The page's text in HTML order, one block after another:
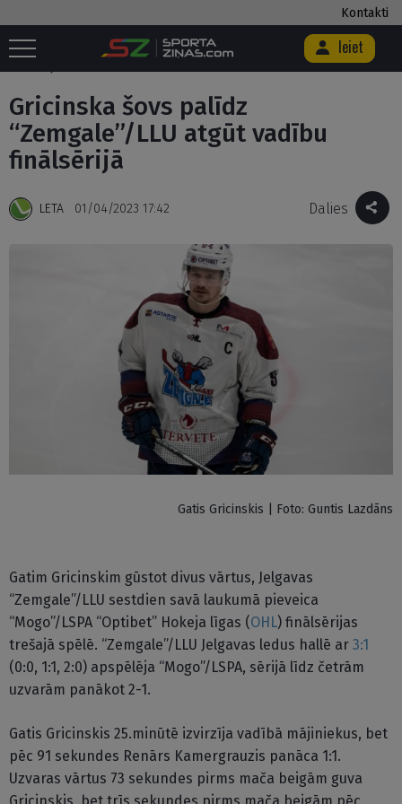
Kontakti
Ieiet
Sākums / Gricinska šovs palīdz “Zemgale”/LLU atgūt vadību
Gricinska šovs palīdz
“Zemgale”/LLU atgūt vadību
finālsērijā
LETA 01/04/2023 17:42 Dalies
Gatis Gricinskis | Foto: Guntis Lazdāns
Gatim Gricinskim gūstot divus vārtus, Jelgavas
“Zemgale”/LLU sestdien savā laukumā pieveica
“Mogo”/LSPA “Optibet” Hokeja līgas (OHL) finālsērijas
trešajā spēlē. “Zemgale”/LLU Jelgavas ledus hallē ar 3:1
(0:0, 1:1, 2:0) apspēlēja “Mogo”/LSPA, sērijā līdz četrām
uzvarām panākot 2-1.
Gatis Gricinskis 25.minūtē izvirzīja vadībā mājiniekus, bet
pēc 91 sekundes Renārs Kamergrauzis panāca 1:1.
Uzvaras vārtus 73 sekundes pirms mača beigām guva